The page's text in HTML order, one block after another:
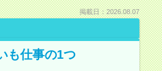
掲載日：2026.08.07
も仕事の1つ